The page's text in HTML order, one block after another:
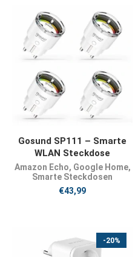
JETZT KAUFEN
Gosund SP111 – Smarte
WLAN Steckdose
Amazon Echo, Google Home,
Smarte Steckdosen
€43,99
-20%